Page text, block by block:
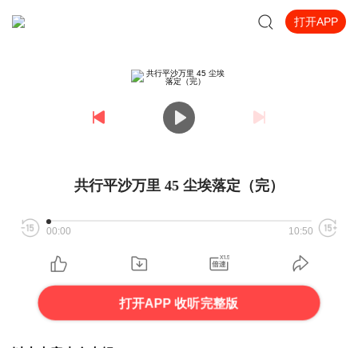
打开APP
共行平沙万里 45 尘埃落定（完）
00:00 10:50
打开APP 收听完整版